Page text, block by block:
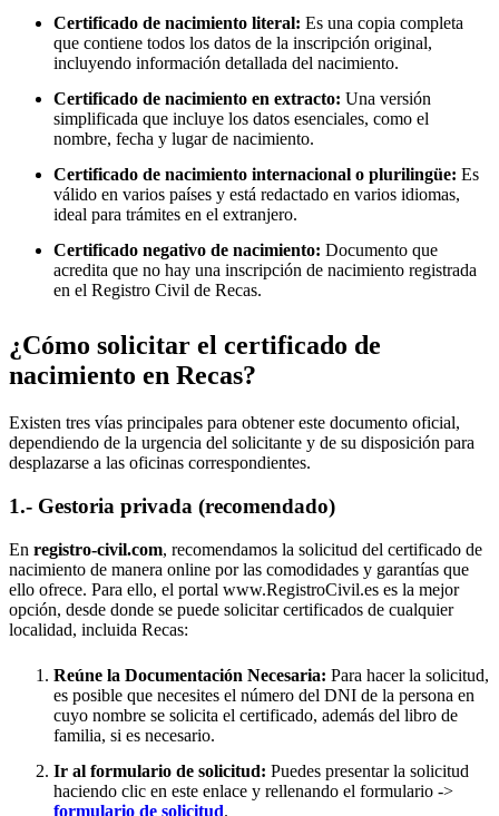
Certificado de nacimiento literal: Es una copia completa
que contiene todos los datos de la inscripción original,
incluyendo información detallada del nacimiento.
Certificado de nacimiento en extracto: Una versión
simplificada que incluye los datos esenciales, como el
nombre, fecha y lugar de nacimiento.
Certificado de nacimiento internacional o plurilingüe: Es
válido en varios países y está redactado en varios idiomas,
ideal para trámites en el extranjero.
Certificado negativo de nacimiento: Documento que
acredita que no hay una inscripción de nacimiento registrada
en el Registro Civil de Recas.
¿Cómo solicitar el certificado de
nacimiento en Recas?
Existen tres vías principales para obtener este documento oficial,
dependiendo de la urgencia del solicitante y de su disposición para
desplazarse a las oficinas correspondientes.
1.- Gestoria privada (recomendado)
En registro-civil.com, recomendamos la solicitud del certificado de
nacimiento de manera online por las comodidades y garantías que
ello ofrece. Para ello, el portal www.RegistroCivil.es es la mejor
opción, desde donde se puede solicitar certificados de cualquier
localidad, incluida Recas:
Reúne la Documentación Necesaria: Para hacer la solicitud,
es posible que necesites el número del DNI de la persona en
cuyo nombre se solicita el certificado, además del libro de
familia, si es necesario.
Ir al formulario de solicitud: Puedes presentar la solicitud
haciendo clic en este enlace y rellenando el formulario ->
formulario de solicitud.